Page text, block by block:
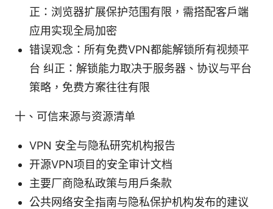
正：浏览器扩展保护范围有限，需搭配客户端
应用实现全局加密
错误观念：所有免费VPN都能解锁所有视频平
台 纠正：解锁能力取决于服务器、协议与平台
策略，免费方案往往有限
十、可信来源与资源清单
VPN 安全与隐私研究机构报告
开源VPN项目的安全审计文档
主要厂商隐私政策与用户条款
公共网络安全指南与隐私保护机构发布的建议